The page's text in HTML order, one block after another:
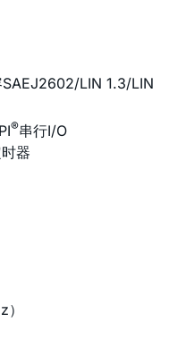
SAEJ2602/LIN 1.3/LIN
®串行I/O
器